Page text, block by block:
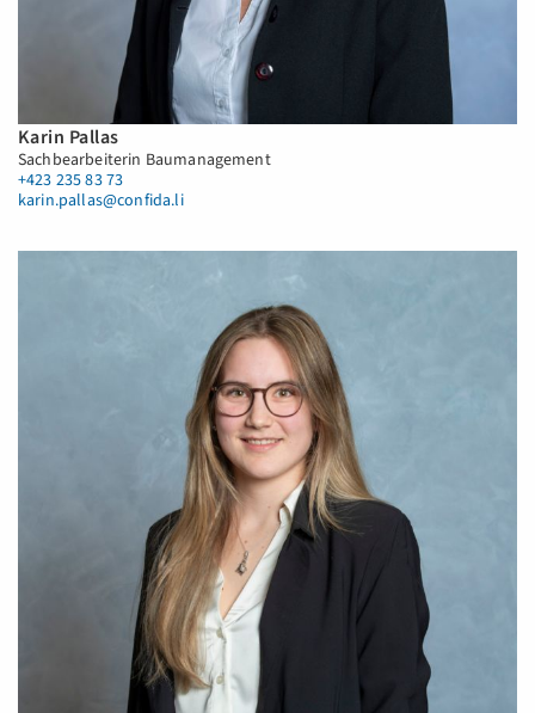
Karin Pallas
Sachbearbeiterin Baumanagement
+423 235 83 73
karin.pallas@confida.li